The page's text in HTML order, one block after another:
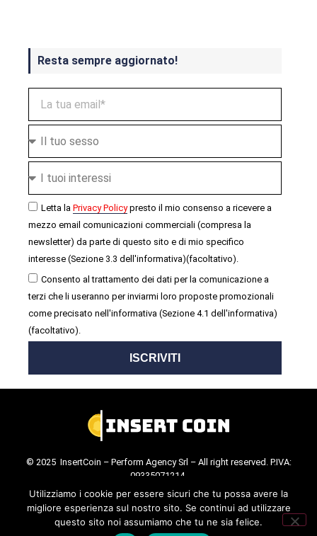
Resta sempre aggiornato!
Letta la Privacy Policypresto il mio consenso a ricevere a
mezzo email comunicazioni commerciali (compresa la
newsletter) da parte di questo sito e di mio specifico
interesse (Sezione 3.3 dell'informativa)(facoltativo).
Consento al trattamento dei dati per la comunicazione a
terzi che li useranno per inviarmi loro proposte promozionali
come precisato nell'informativa (Sezione 4.1 dell'informativa)
(facoltativo).
ISCRIVITI
© 2025 InsertCoin – Perform Agency Srl – All right reserved. P.IVA:
09335071214.
Cookie Policy . Privacy Policy.
Utilizziamo i cookie per essere sicuri che tu possa avere la
migliore esperienza sul nostro sito. Se continui ad utilizzare
questo sito noi assumiamo che tu ne sia felice.